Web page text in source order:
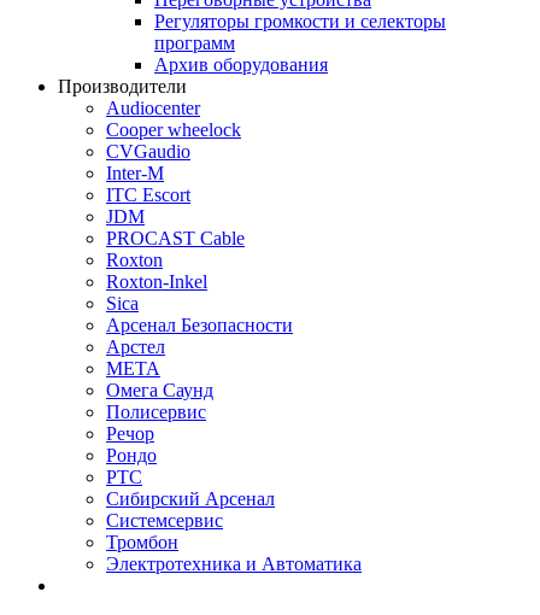
Регуляторы громкости и селекторы
программ
Архив оборудования
Производители
Audiocenter
Cooper wheelock
CVGaudio
Inter-M
ITC Escort
JDM
PROCAST Cable
Roxton
Roxton-Inkel
Sica
Арсенал Безопасности
Арстел
МЕТА
Омега Саунд
Полисервис
Речор
Рондо
РТС
Сибирский Арсенал
Системсервис
Тромбон
Электротехника и Автоматика